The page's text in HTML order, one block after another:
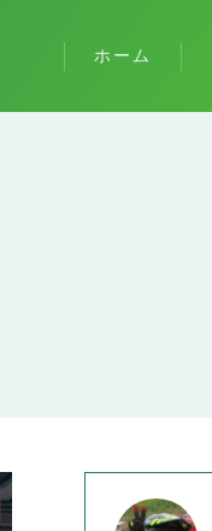
ホーム